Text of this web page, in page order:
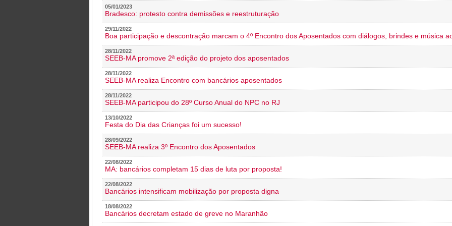
05/01/2023
Bradesco: protesto contra demissões e reestruturação
29/11/2022
Boa participação e descontração marcam o 4º Encontro dos Aposentados com diálogos, brindes e música
28/11/2022
SEEB-MA promove 2ª edição do projeto dos aposentados
28/11/2022
SEEB-MA realiza Encontro com bancários aposentados
28/11/2022
SEEB-MA participou do 28º Curso Anual do NPC no RJ
13/10/2022
Festa do Dia das Crianças foi um sucesso!
28/09/2022
SEEB-MA realiza 3º Encontro dos Aposentados
22/08/2022
MA: bancários completam 15 dias de luta por proposta!
22/08/2022
Bancários intensificam mobilização por proposta digna
18/08/2022
Bancários decretam estado de greve no Maranhão